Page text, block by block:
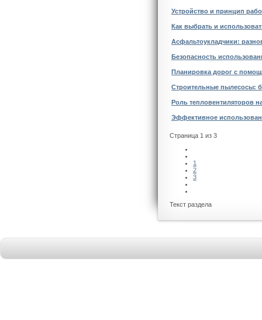
Устройство и принцип
Как выбрать и
Асфальтоукладчики:
Безопасность
Планировка дорог с
Строительные пылесосы:
Роль тепловентиляторов
Эффективное
Страница 1 из 3
1
2
3
Текст раздела